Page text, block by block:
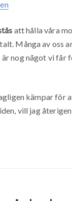
att hålla våra
Många av oss
nog något vi får
kämpar för
vill jag